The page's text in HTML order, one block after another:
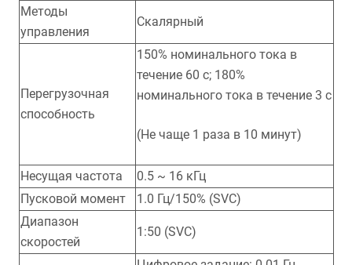
Методы
управления
Скалярный
Перегрузочная
способность
150% номинального тока в
течение 60 с; 180%
номинального тока в течение 3 с
(Не чаще 1 раза в 10 минут)
Несущая частота
0.5 ~ 16 кГц
Пусковой момент
1.0 Гц/150% (SVC)
Диапазон
скоростей
1:50 (SVC)